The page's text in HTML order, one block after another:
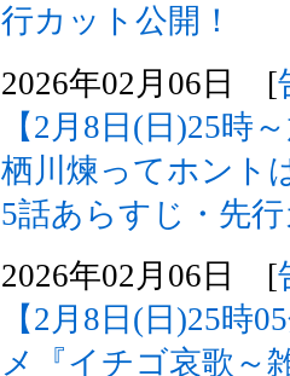
行カット公開！
2026年02月06日 [
【2月8日(日)25時
栖川煉ってホント
5話あらすじ・先
2026年02月06日 [
【2月8日(日)25時
メ『イチゴ哀歌～